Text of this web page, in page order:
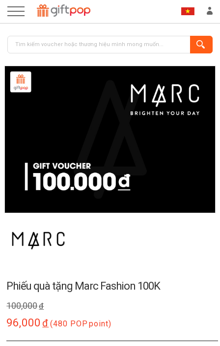
Phiếu quà tặng Marc Fashion 100K
100,000đ
96,000 đ (480 POP point)